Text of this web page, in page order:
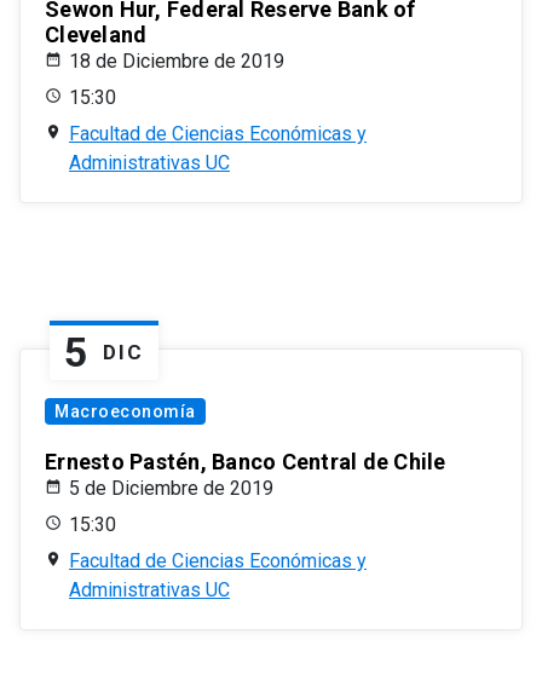
Sewon Hur, Federal Reserve Bank of
Cleveland
18 de Diciembre de 2019
15:30
Facultad de Ciencias Económicas y
Administrativas UC
5 DIC
Macroeconomía
Ernesto Pastén, Banco Central de Chile
5 de Diciembre de 2019
15:30
Facultad de Ciencias Económicas y
Administrativas UC